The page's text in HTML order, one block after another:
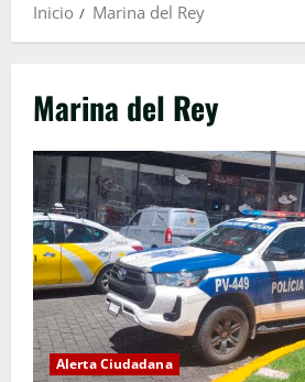
Inicio Marina del Rey
Marina del Rey
Alerta Ciudadana